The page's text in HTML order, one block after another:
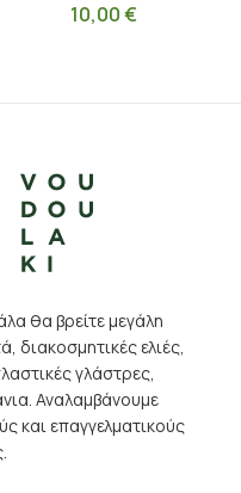
10,00€
θα βρείτε μεγάλη
διακοσμητικές ελιές,
γλάστρες,
Αναλαμβάνουμε
και επαγγελματικούς